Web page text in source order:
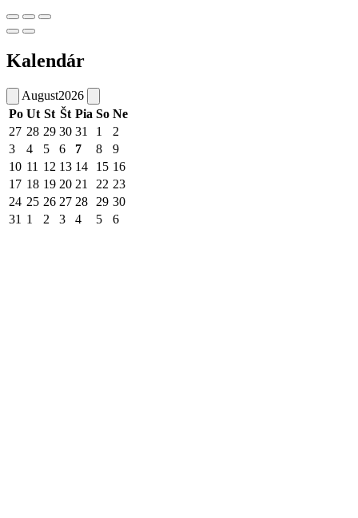
Kalendár
August2026
Po Ut St Št Pia So Ne
27 28 29 30 31 1
2
3
4 5 6 7 8
9
10 11 12 13 14 15 16
17 18 19 20 21 22 23
24 25 26 27 28 29 30
31 1 2 3 4 5 6